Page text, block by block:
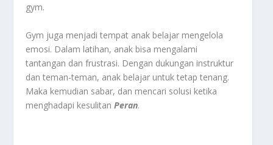
gym.
Gym juga menjadi tempat anak belajar mengelola
emosi. Dalam latihan, anak bisa mengalami
tantangan dan frustrasi. Dengan dukungan instruktur
dan teman-teman, anak belajar untuk tetap tenang.
Maka kemudian sabar, dan mencari solusi ketika
menghadapi kesulitan Peran.